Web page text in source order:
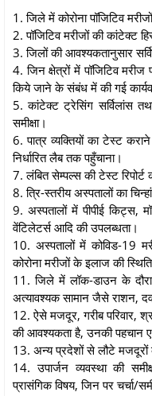
1. जिले में कोरोना पॉजिटिव
2. पॉजिटिव मरीजों की कांटेक्ट
3. जिलों की आवश्यकतानुसार
4. जिन क्षेत्रों में पॉजिटिव
किये जाने के संबंध में की गई
5. कांटेक्ट ट्रेसिंग सर्विलांस
समीक्षा।
6. पात्र व्यक्तियों का टेस्ट
निर्धारित लैब तक पहुँचाना।
7. लंबित सेम्पल्स की टेस्ट रिपोर्ट
8. त्रि-स्तरीय अस्पतालों का
9. अस्पतालों में पीपीई किट्स,
वेंटिलेटर्स आदि की उपलब्धता।
10. अस्पतालों में कोविड-19
कोरोना मरीजों के इलाज की स्थिति
11. जिले में लॉक-डाउन के
अत्यावश्यक सामान जैसे राशन,
12. ऐसे मजदूर, गरीब परिवार,
की आवश्यकता है, उनकी पहचान
13. अन्य प्रदेशों से लौटे मजदूरों
14. उपार्जन व्यवस्था की
प्रासंगिक विषय, जिन पर चर्चा/